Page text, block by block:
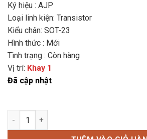
Ký hiệu : AJP
Loại linh kiện: Transistor
Kiểu chân: SOT-23
Hình thức : Mới
Tình trạng : Còn hàng
Vị trí: Khay 1
Đã cập nhật
BCX70J (AJP/AJ) Transistor